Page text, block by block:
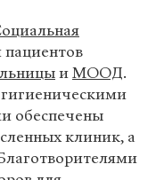
пациентов
иМООД.
обеспечены
клиник, а